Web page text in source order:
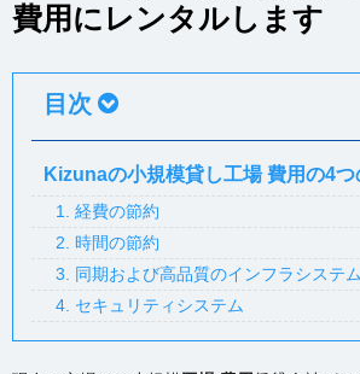
費用にレンタルします
目次
Kizunaの小規模貸し工場 費用の4つ
1. 経費の節約
2. 時間の節約
3. 同期および高品質のインフラシステム
4. セキュリティシステム